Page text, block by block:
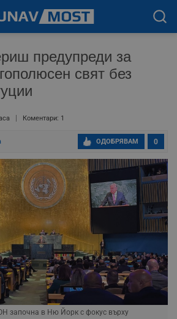
предупреди за
свят без
Коментари: 1
0
ОДОБРЯВАМ
започна в Ню Йорк с фокус върху